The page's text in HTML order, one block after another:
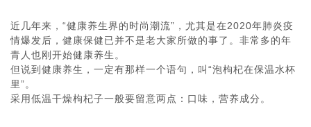
近几年来，“健康养生界的时尚潮流”，尤其是在2020年肺炎疫
情爆发后，健康保健已并不是老大家所做的事了。非常多的年
青人也刚开始健康养生。
但说到健康养生，一定有那样一个语句，叫“泡枸杞在保温水杯
里”。
采用低温干燥枸杞子一般要留意两点：口味，营养成分。